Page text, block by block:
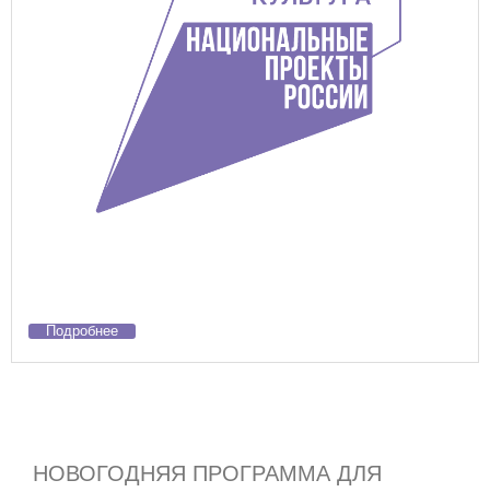
Подробнее
НОВОГОДНЯЯ ПРОГРАММА ДЛЯ